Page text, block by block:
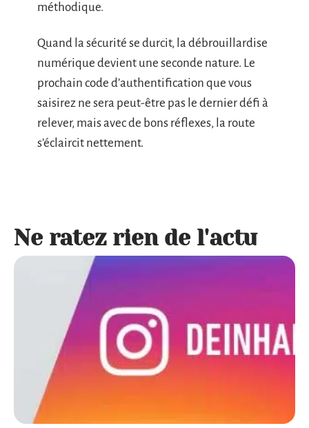
méthodique.
Quand la sécurité se durcit, la débrouillardise
numérique devient une seconde nature. Le
prochain code d’authentification que vous
saisirez ne sera peut-être pas le dernier défi à
relever, mais avec de bons réflexes, la route
s’éclaircit nettement.
Ne ratez rien de l'actu